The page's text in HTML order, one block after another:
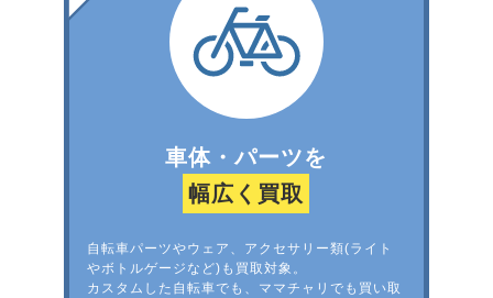
車体・パーツを
幅広く買取
自転車パーツやウェア、アクセサリー類(ライト
やボトルゲージなど)も買取対象。
カスタムした自転車でも、ママチャリでも買い取